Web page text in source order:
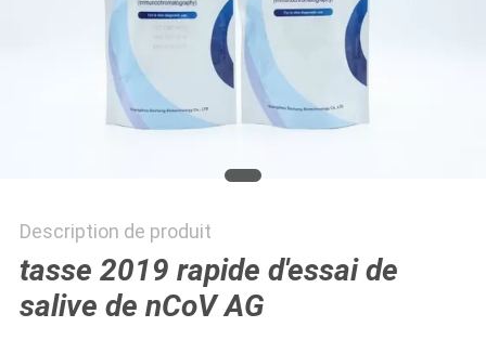
POLICY
Description de produit
tasse 2019 rapide d'essai de
salive de nCoV AG